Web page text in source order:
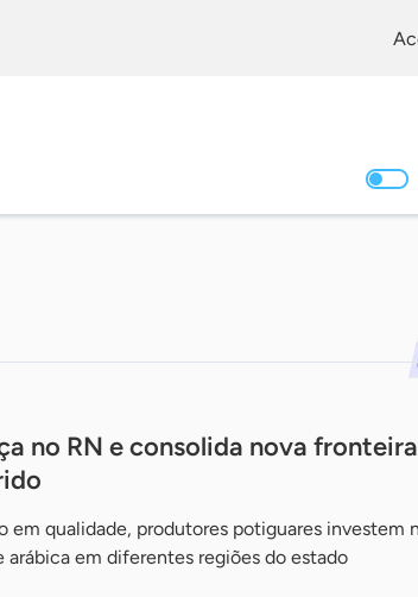
no RN e consolida nova fronteira
qualidade, produtores potiguares investem
em diferentes regiões do estado